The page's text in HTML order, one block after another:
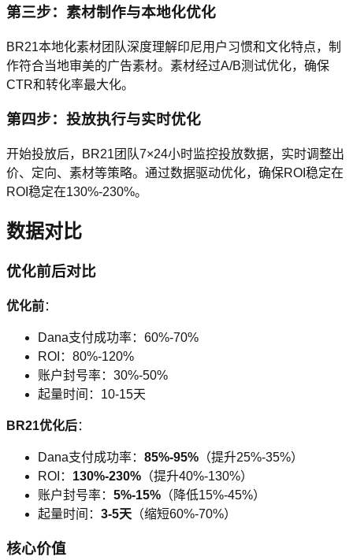
第三步：素材制作与本地化优化
BR21本地化素材团队深度理解印尼用户习惯和文化特点，制
作符合当地审美的广告素材。素材经过A/B测试优化，确保
CTR和转化率最大化。
第四步：投放执行与实时优化
开始投放后，BR21团队7×24小时监控投放数据，实时调整出
价、定向、素材等策略。通过数据驱动优化，确保ROI稳定在
ROI稳定在130%-230%。
数据对比
优化前后对比
优化前：
Dana支付成功率：60%-70%
ROI：80%-120%
账户封号率：30%-50%
起量时间：10-15天
BR21优化后：
Dana支付成功率： 85%-95% （提升25%-35%）
ROI： 130%-230% （提升40%-130%）
账户封号率： 5%-15% （降低15%-45%）
起量时间： 3-5天 （缩短60%-70%）
核心价值